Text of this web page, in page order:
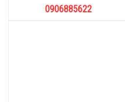
0906885622